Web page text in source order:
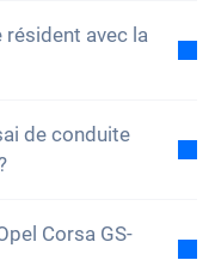
la voiture
résident avec la
il n'y a
de résident.
de conduite
est toutefois
Corsa GS-